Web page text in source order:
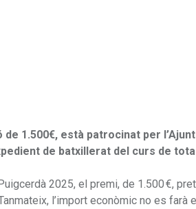
1.500€, està patrocinat per
de batxillerat del curs de tota
2025, el premi, de 1.500 €,
l’import econòmic no es farà